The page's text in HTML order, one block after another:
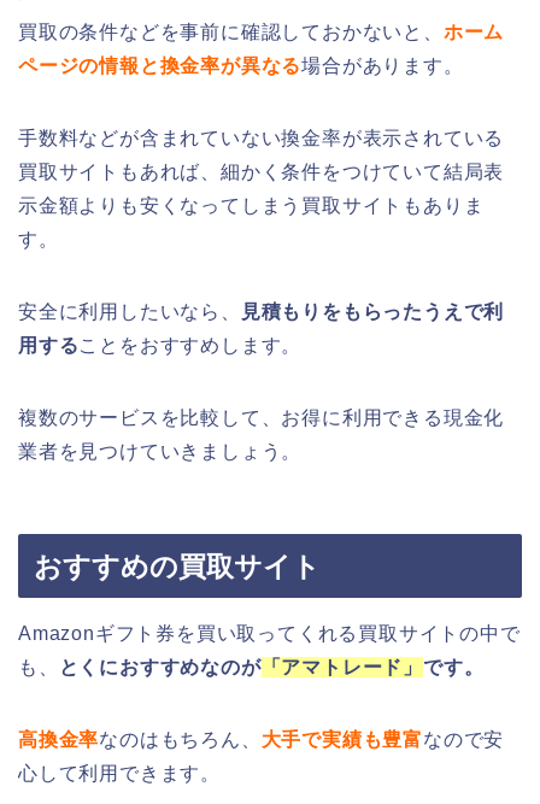
買取の条件などを事前に確認しておかないと、 ホーム
ページの情報と換金率が異なる場合があります。
手数料などが含まれていない換金率が表示されている
買取サイトもあれば、細かく条件をつけていて結局表
示金額よりも安くなってしまう買取サイトもありま
す。
安全に利用したいなら、
見積もりをもらったうえで利
用することをおすすめします。
複数のサービスを比較して、お得に利用できる現金化
業者を見つけていきましょう。
おすすめの買取サイト
Amazonギフト券を買い取ってくれる買取サイトの中で
も、
とくにおすすめなのが「アマトレード」です。
高換金率なのはもちろん、 大手で実績も豊富なので安
心して利用できます。